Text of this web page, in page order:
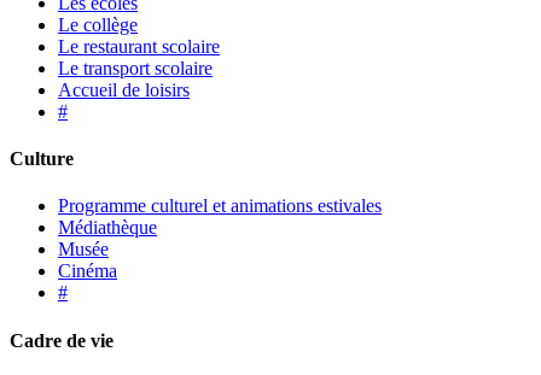
Le collège
Le restaurant scolaire
Le transport scolaire
Accueil de loisirs
#
Culture
Programme culturel et animations estivales
Médiathèque
Musée
Cinéma
#
Cadre de vie